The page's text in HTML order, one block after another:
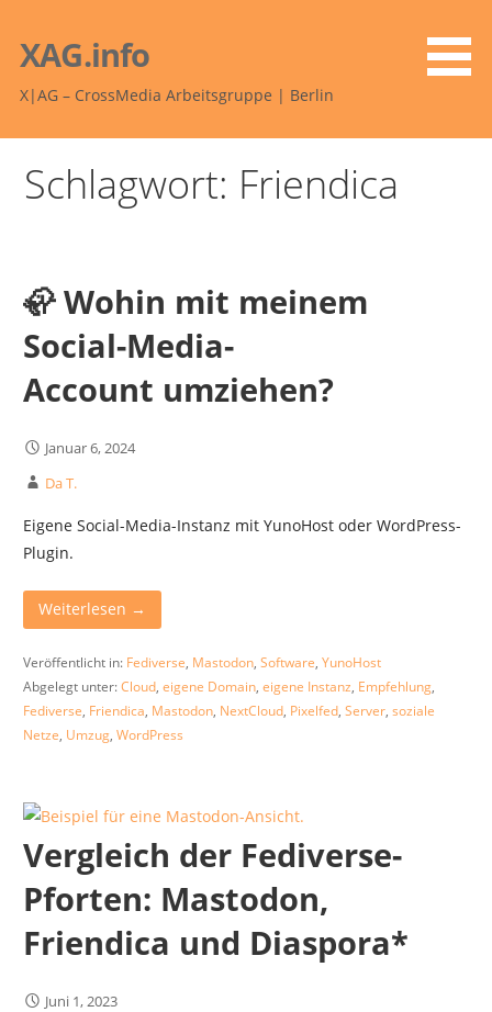
Inhalt
springen
XAG.info
X|AG – CrossMedia Arbeitsgruppe | Berlin
Schlagwort: Friendica
🦣 Wohin mit meinem
Social-Media-
Account umziehen?
Januar 6, 2024
Da T.
Eigene Social-Media-Instanz mit YunoHost oder WordPress-
Plugin.
Weiterlesen →
Veröffentlicht in: Fediverse, Mastodon, Software, YunoHost
Abgelegt unter:Cloud, eigene Domain, eigene Instanz, Empfehlung,
Fediverse, Friendica, Mastodon, NextCloud, Pixelfed, Server, soziale
Netze, Umzug, WordPress
Vergleich der Fediverse-
Pforten: Mastodon,
Friendica und Diaspora*
Juni 1, 2023